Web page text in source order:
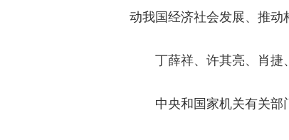
动我国经济社会发展、推动
丁薛祥、许其亮、肖捷
中央和国家机关有关部门